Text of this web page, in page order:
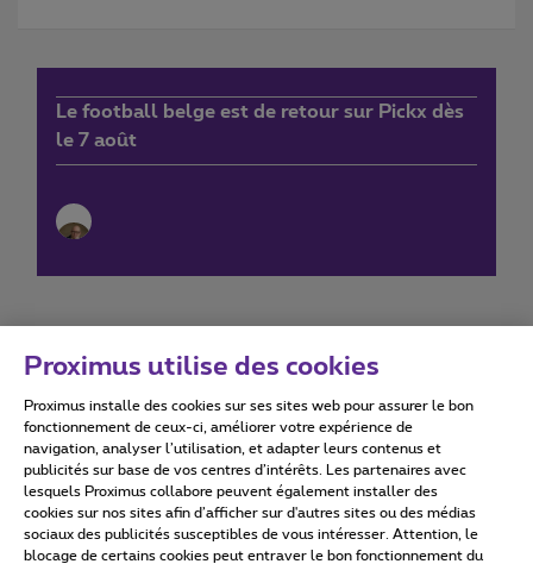
Le football belge est de retour sur Pickx dès
le 7 août
Conditions d'utilisation Accessibility statement
Tous droits réservés. © 2026 Proximus
Proximus utilise des cookies
Proximus installe des cookies sur ses sites web pour assurer le bon
fonctionnement de ceux-ci, améliorer votre expérience de
navigation, analyser l’utilisation, et adapter leurs contenus et
publicités sur base de vos centres d’intérêts. Les partenaires avec
lesquels Proximus collabore peuvent également installer des
cookies sur nos sites afin d’afficher sur d'autres sites ou des médias
sociaux des publicités susceptibles de vous intéresser. Attention, le
blocage de certains cookies peut entraver le bon fonctionnement du